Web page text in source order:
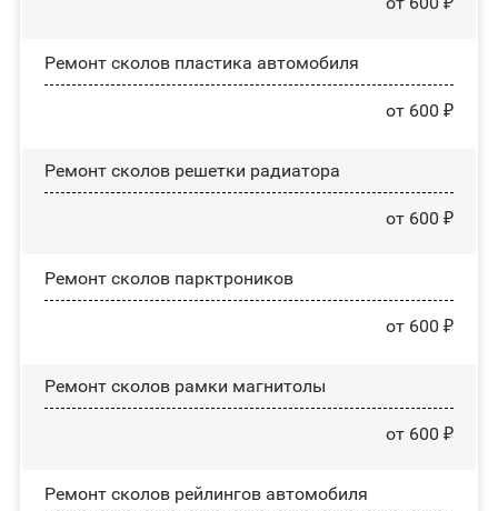
Ремонт сколов пластика автомобиля
от 600 ₽
Ремонт сколов решетки радиатора
от 600 ₽
Ремонт сколов парктроников
от 600 ₽
Ремонт сколов рамки магнитолы
от 600 ₽
Ремонт сколов рейлингов автомобиля